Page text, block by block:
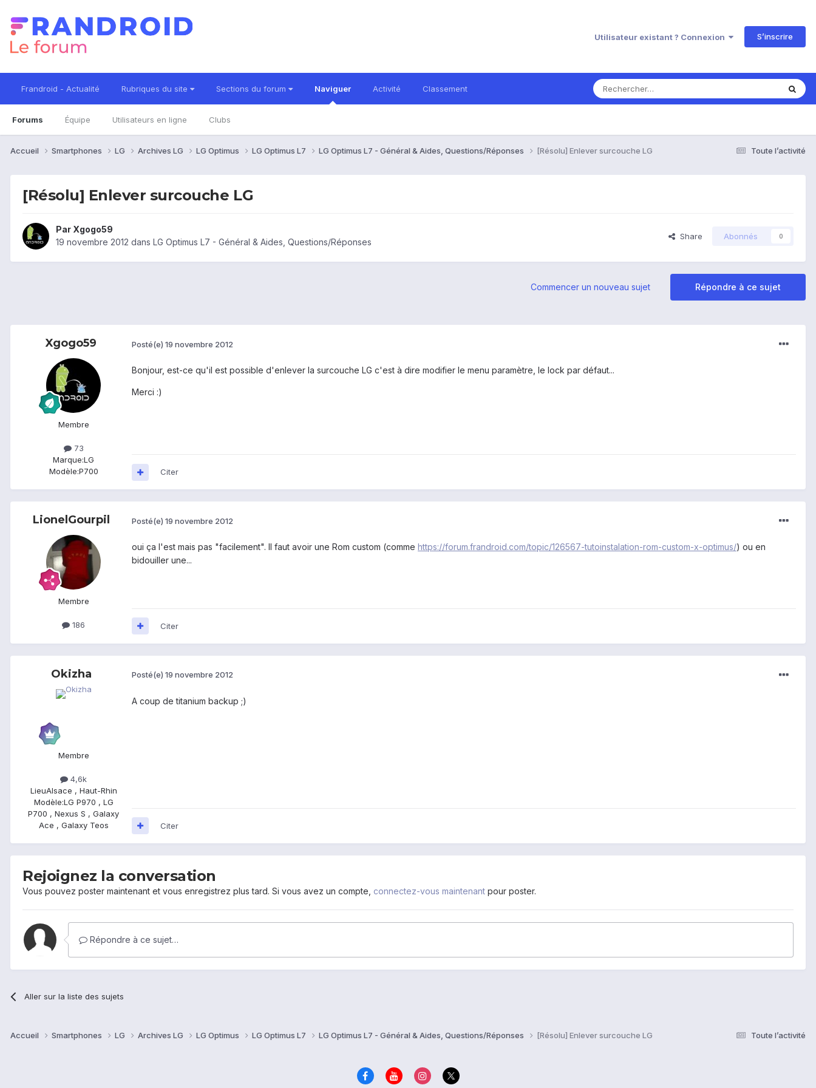
Utilisateur existant ? Connexion S’inscrire
Frandroid - Actualité Rubriques du site Sections du forum Naviguer
Forums Équipe Utilisateurs en ligne Clubs
Activité Classement
Toute l’activité
Accueil Smartphones LG Archives LG LG Optimus LG Optimus L7 LG Optimus L7 - Général & Aides, Questions/Réponses [Résolu] Enlever surcouche LG
[Résolu] Enlever surcouche LG
Par Xgogo59
19 novembre 2012 dans LG Optimus L7 - Général & Aides, Questions/Réponses
Share Abonnés 0
Répondre à ce sujet
Commencer un nouveau sujet
Xgogo59
Membre
73
Marque:LG
Modèle:P700
Posté(e) 19 novembre 2012
Bonjour, est-ce qu'il est possible d'enlever la surcouche LG c'est à dire modifier le menu paramètre, le lock par défaut...
Merci :)
Citer
LionelGourpil
Membre
186
Posté(e) 19 novembre 2012
oui ça l'est mais pas "facilement". Il faut avoir une Rom custom (comme https://forum.frandroid.com/topic/126567-tutoinstalation-rom-custom-x-optimus/) ou en
bidouiller une...
Citer
Okizha
Membre
4,6k
LieuAlsace , Haut-Rhin
Modèle:LG P970 , LG
P700 , Nexus S , Galaxy
Ace , Galaxy Teos
Posté(e) 19 novembre 2012
A coup de titanium backup ;)
Citer
Rejoignez la conversation
Vous pouvez poster maintenant et vous enregistrez plus tard. Si vous avez un compte, connectez-vous maintenant pour poster.
Répondre à ce sujet…
Aller sur la liste des sujets
Toute l’activité
Accueil Smartphones LG Archives LG LG Optimus LG Optimus L7 LG Optimus L7 - Général & Aides, Questions/Réponses [Résolu] Enlever surcouche LG